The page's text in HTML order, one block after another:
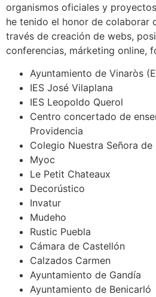
organismos oficiales y
he tenido el honor de colaborar
través de creación de webs,
conferencias, márketing online,
Ayuntamiento de Vinaròs
IES José Vilaplana
IES Leopoldo Querol
Centro concertado de
Providencia
Colegio Nuestra Señora
Myoc
Le Petit Chateaux
Decorústico
Invatur
Mudeho
Rustic Puebla
Cámara de Castellón
Calzados Carmen
Ayuntamiento de Gandía
Ayuntamiento de Benicarló